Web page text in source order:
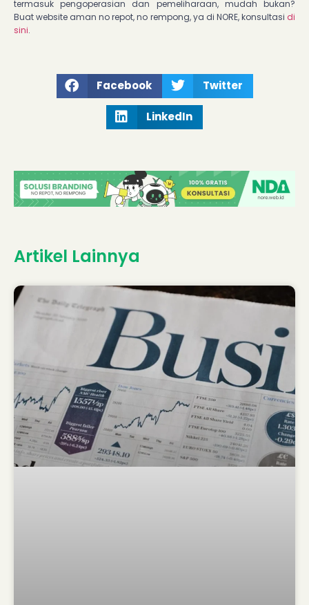
termasuk pengoperasian dan pemeliharaan, mudah bukan?
Buat website aman no repot, no rempong, ya di NORE, konsultasi di
sini.
Facebook Twitter
LinkedIn
Artikel Lainnya